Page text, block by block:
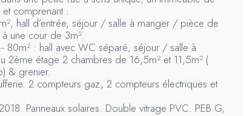
comprenant :
hall d’entrée, séjour / salle à manger / pièce de
une cour de 3m².
80m² : hall avec WC séparé, séjour / salle à
2ème étage 2 chambres de 16,5m² et 11,5m² (
& grenier.
2 compteurs gaz, 2 compteurs électriques et
Panneaux solaires. Double vitrage PVC. PEB G,